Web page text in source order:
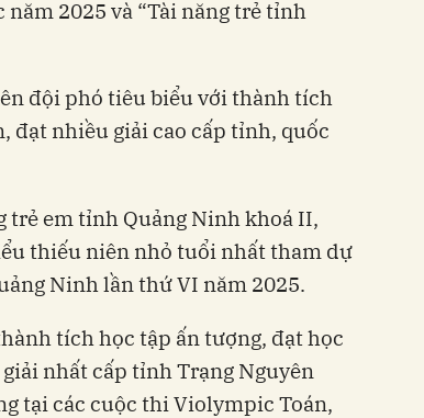
năm 2025 và “Tài năng trẻ tỉnh
đội phó tiêu biểu với thành tích
đạt nhiều giải cao cấp tỉnh, quốc
trẻ em tỉnh Quảng Ninh khoá II,
thiếu niên nhỏ tuổi nhất tham dự
Ninh lần thứ VI năm 2025.
tích học tập ấn tượng, đạt học
nhất cấp tỉnh Trạng Nguyên
tại các cuộc thi Violympic Toán,